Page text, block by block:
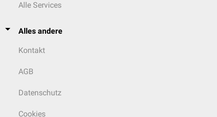
Alle Services
Alles andere
Kontakt
AGB
Datenschutz
Cookies